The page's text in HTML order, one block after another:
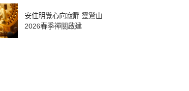
安住明覺心向寂靜 靈鷲山
2026春季禪關啟建